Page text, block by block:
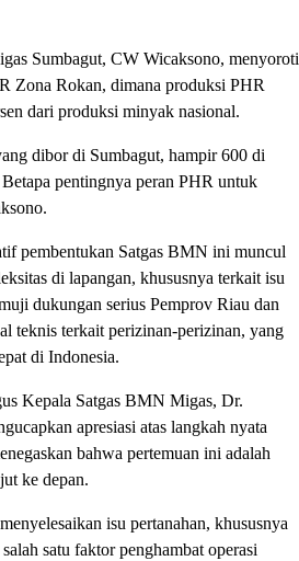
Sumbagut, CW Wicaksono, menyoroti
Zona Rokan, dimana produksi PHR
dari produksi minyak nasional.
dibor di Sumbagut, hampir 600 di
pentingnya peran PHR untuk
pembentukan Satgas BMN ini muncul
di lapangan, khususnya terkait isu
dukungan serius Pemprov Riau dan
teknis terkait perizinan-perizinan, yang
di Indonesia.
Kepala Satgas BMN Migas, Dr.
apresiasi atas langkah nyata
bahwa pertemuan ini adalah
ke depan.
isu pertanahan, khususnya
satu faktor penghambat operasi